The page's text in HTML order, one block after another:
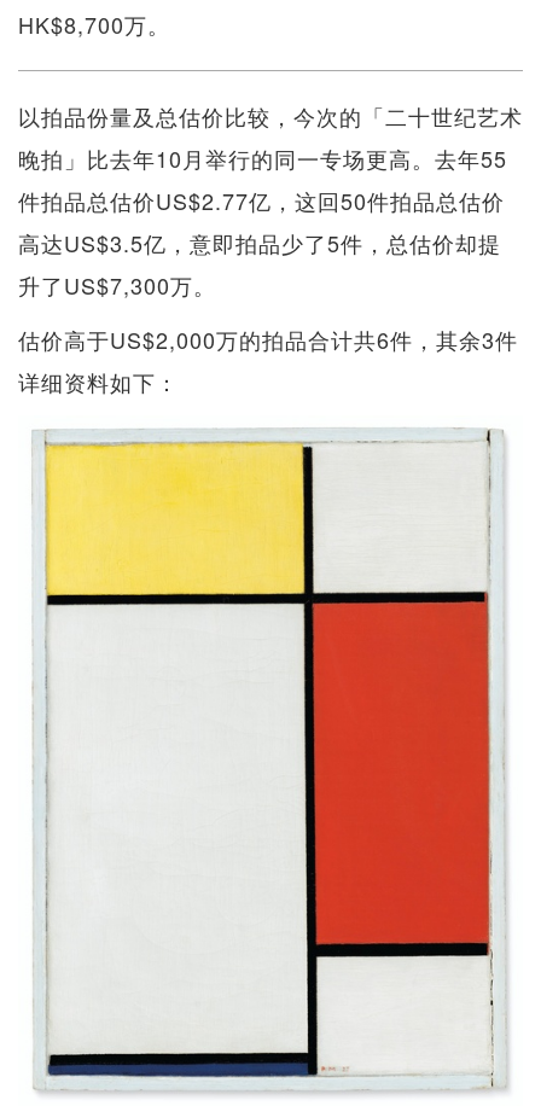
HK$8,700万。
以拍品份量及总估价比较，今次的「二十世纪艺术
晚拍」比去年10月举行的同一专场更高。去年55
件拍品总估价US$2.77亿，这回50件拍品总估价
高达US$3.5亿，意即拍品少了5件，总估价却提
升了US$7,300万。
估价高于US$2,000万的拍品合计共6件，其余3件
详细资料如下：